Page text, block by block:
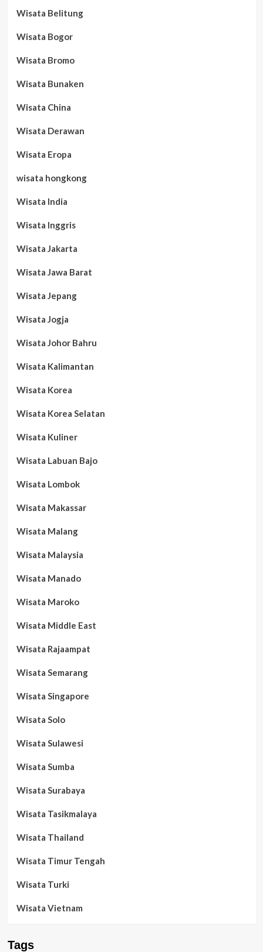
Wisata Belitung
Wisata Bogor
Wisata Bromo
Wisata Bunaken
Wisata China
Wisata Derawan
Wisata Eropa
wisata hongkong
Wisata India
Wisata Inggris
Wisata Jakarta
Wisata Jawa Barat
Wisata Jepang
Wisata Jogja
Wisata Johor Bahru
Wisata Kalimantan
Wisata Korea
Wisata Korea Selatan
Wisata Kuliner
Wisata Labuan Bajo
Wisata Lombok
Wisata Makassar
Wisata Malang
Wisata Malaysia
Wisata Manado
Wisata Maroko
Wisata Middle East
Wisata Rajaampat
Wisata Semarang
Wisata Singapore
Wisata Solo
Wisata Sulawesi
Wisata Sumba
Wisata Surabaya
Wisata Tasikmalaya
Wisata Thailand
Wisata Timur Tengah
Wisata Turki
Wisata Vietnam
Tags